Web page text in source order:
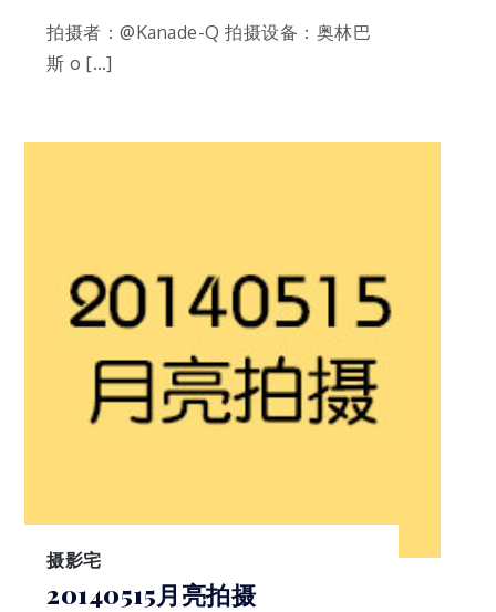
拍摄者：@Kanade-Q 拍摄设备：奥林巴
斯 o […]
摄影宅
20140515月亮拍摄